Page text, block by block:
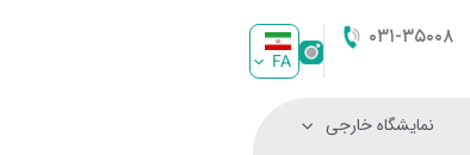
۰۳۱-۳۵۰۰۸
FA
نمایشگاه خارجی